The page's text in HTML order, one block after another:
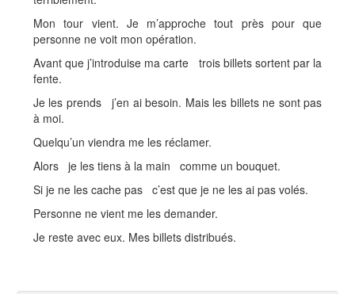
Mon tour vient. Je m’approche tout près pour que
personne ne voit mon opération.
Avant que j’introduise ma carte trois billets sortent par la
fente.
Je les prends j’en ai besoin. Mais les billets ne sont pas
à moi.
Quelqu’un viendra me les réclamer.
Alors je les tiens à la main comme un bouquet.
Si je ne les cache pas c’est que je ne les ai pas volés.
Personne ne vient me les demander.
Je reste avec eux. Mes billets distribués.